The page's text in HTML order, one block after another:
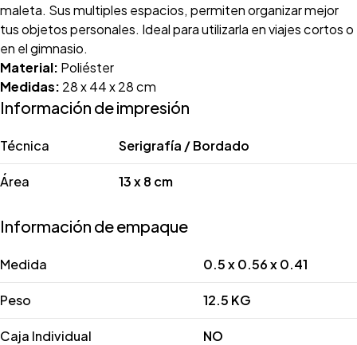
maleta. Sus multiples espacios, permiten organizar mejor
tus objetos personales. Ideal para utilizarla en viajes cortos o
en el gimnasio.
Material: Poliéster
Medidas: 28 x 44 x 28 cm
Información de impresión
Técnica Serigrafía / Bordado
Área 13 x 8 cm
Información de empaque
Medida 0.5 x 0.56 x 0.41
Peso 12.5 KG
Caja Individual NO